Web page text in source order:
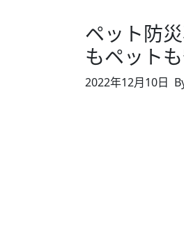
ペット防
もペット
2022年12月10日